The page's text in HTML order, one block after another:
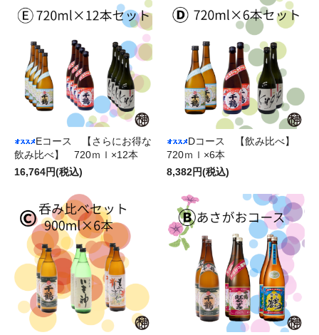
Eコース 【さらにお得な
飲み比べ】 720ｍｌ×12本
16,764円(税込)
Dコース 【飲み比べ】
720ｍｌ×6本
8,382円(税込)